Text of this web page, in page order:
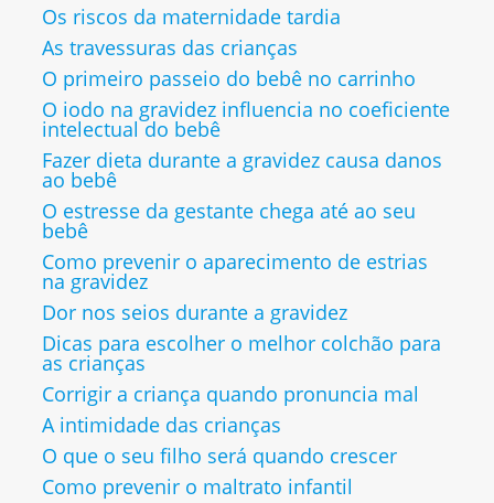
Os riscos da maternidade tardia
As travessuras das crianças
O primeiro passeio do bebê no carrinho
O iodo na gravidez influencia no coeficiente
intelectual do bebê
Fazer dieta durante a gravidez causa danos
ao bebê
O estresse da gestante chega até ao seu
bebê
Como prevenir o aparecimento de estrias
na gravidez
Dor nos seios durante a gravidez
Dicas para escolher o melhor colchão para
as crianças
Corrigir a criança quando pronuncia mal
A intimidade das crianças
O que o seu filho será quando crescer
Como prevenir o maltrato infantil